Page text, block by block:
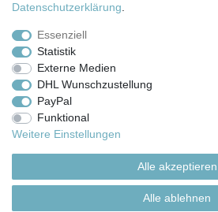
Versand- &
Daten­schutz­erklärung
Essenziell
Statistik
Externe Medien
DHL Wunschzustellung
PayPal
Funktional
Weitere Einstellungen
Alle akzeptieren
Alle ablehnen